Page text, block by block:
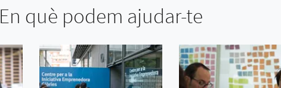
En què podem ajudar-te